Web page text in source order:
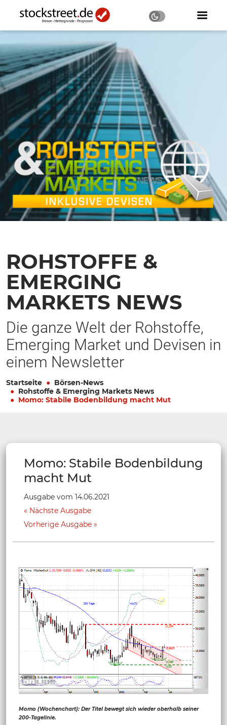
ROHSTOFFE &
EMERGING
MARKETS NEWS
Die ganze Welt der Rohstoffe,
Emerging Market und Devisen in
einem Newsletter
Startseite
Börsen-News
Rohstoffe & Emerging Markets News
Momo: Stabile Bodenbildung macht Mut
Momo: Stabile Bodenbildung
macht Mut
Ausgabe vom 14.06.2021
Nächste Ausgabe
Vorherige Ausgabe
Momo (Wochenchart): Der Titel bewegt sich wieder oberhalb seiner
200-Tagelinie.